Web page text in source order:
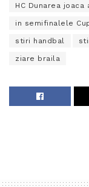
HC Dunarea joaca
in semifinalele
stiri handbal
ziare braila